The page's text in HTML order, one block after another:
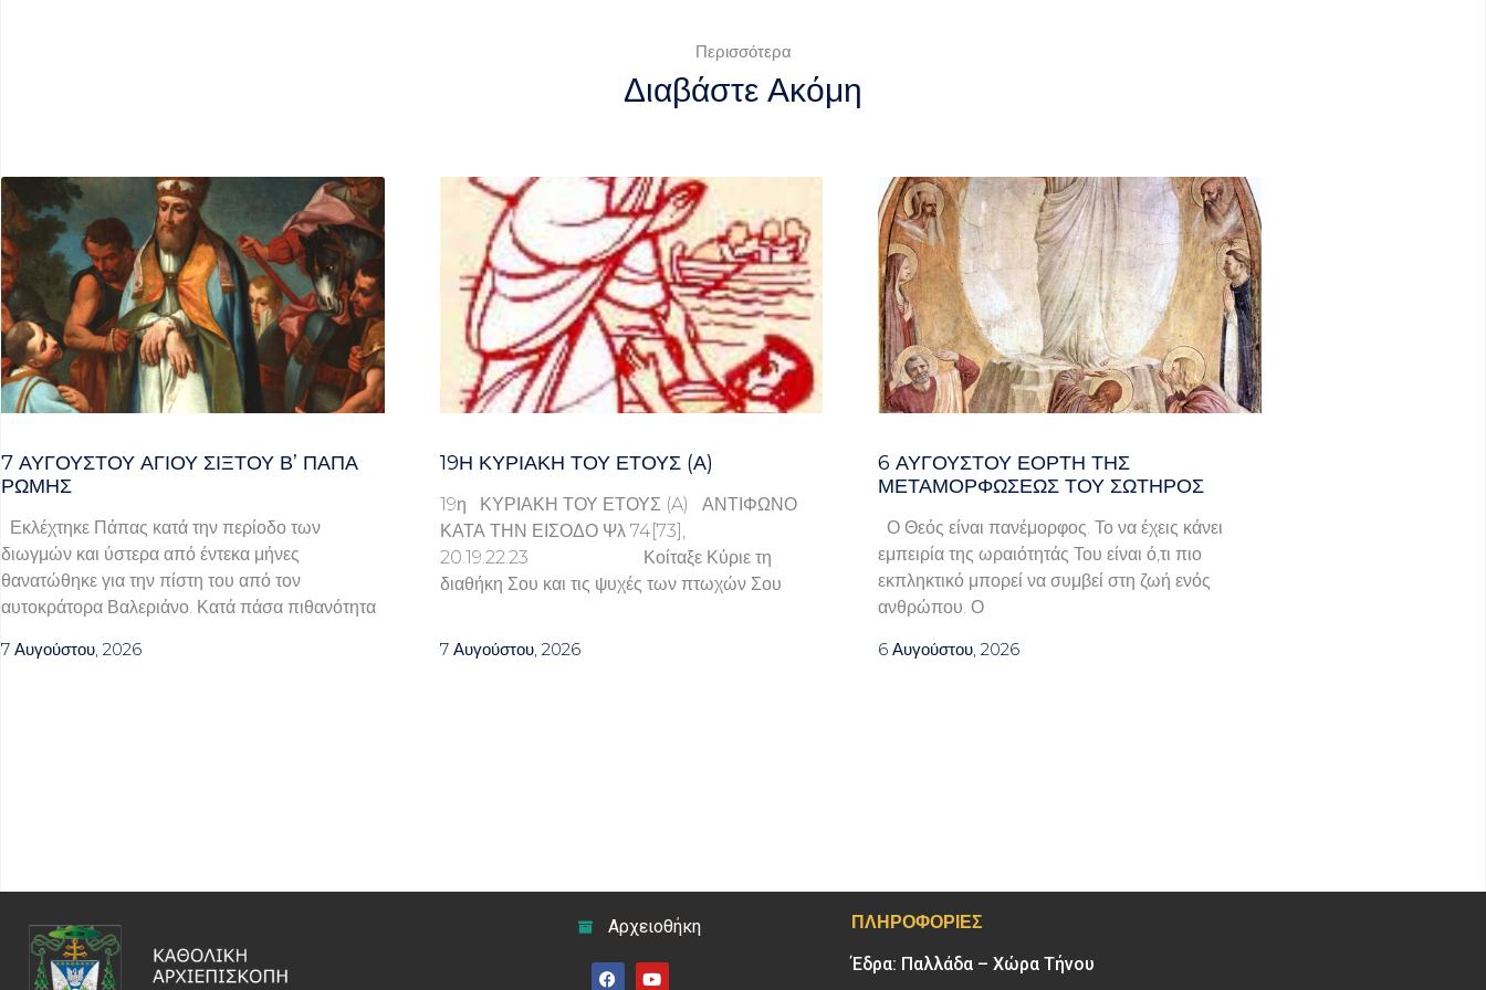
Περισσότερα
Διαβάστε Ακόμη
7 ΑΥΓΟΥΣΤΟΥ ΑΓΙΟΥ ΣΙΞΤΟΥ Β’ ΠΑΠΑ
ΡΩΜΗΣ
Εκλέχτηκε Πάπας κατά την περίοδο των
διωγμών και ύστερα από έντεκα μήνες
θανατώθηκε για την πίστη του από τον
αυτοκράτορα Βαλεριάνο. Κατά πάσα πιθανότητα
7 Αυγούστου, 2026
19Η ΚΥΡΙΑΚΉ ΤΟΥ ΈΤΟΥΣ (Α)
19η ΚΥΡΙΑΚΗ ΤΟΥ ΕΤΟΥΣ (A) ΑΝΤΙΦΩΝΟ
ΚΑΤΑ ΤΗΝ ΕΙΣΟΔΟ Ψλ 74[73],
20.19.22.23 Κοίταξε Κύριε τη
διαθήκη Σου και τις ψυχές των πτωχών Σου
7 Αυγούστου, 2026
6 ΑΥΓΟΥΣΤΟΥ ΕΟΡΤΗ ΤΗΣ
ΜΕΤΑΜΟΡΦΩΣΕΩΣ ΤΟΥ ΣΩΤΗΡΟΣ
Ο Θεός είναι πανέμορφος. Το να έχεις κάνει
εμπειρία της ωραιότητάς Του είναι ό,τι πιο
εκπληκτικό μπορεί να συμβεί στη ζωή ενός
ανθρώπου. Ο
6 Αυγούστου, 2026
Αρχειοθήκη
ΠΛΗΡΟΦΟΡΊΕΣ
Έδρα: Παλλάδα – Χώρα Τήνου